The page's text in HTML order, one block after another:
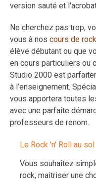
version sauté et
Ne cherchez pas trop,
vous à nos cours de
élève débutant ou que
en cours particuliers ou
Studio 2000 est
à l’enseignement.
vous apportera toutes
avec une parfaite
professeurs de renom.
Le Rock 'n' Roll au sol
Vous souhaitez
rock, maitriser une